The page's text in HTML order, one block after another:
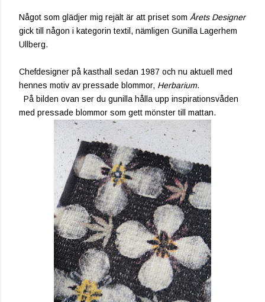
Något som glädjer mig rejält är att priset som Årets Designer
gick till någon i kategorin textil, nämligen Gunilla Lagerhem
Ullberg.
Chefdesigner på kasthall sedan 1987 och nu aktuell med
hennes motiv av pressade blommor, Herbarium.
På bilden ovan ser du gunilla hålla upp inspirationsvåden
med pressade blommor som gett mönster till mattan.